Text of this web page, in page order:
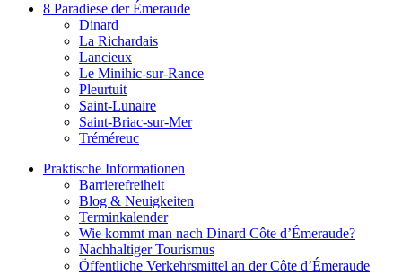
8 Paradiese der Émeraude
Dinard
La Richardais
Lancieux
Le Minihic-sur-Rance
Pleurtuit
Saint-Lunaire
Saint-Briac-sur-Mer
Tréméreuc
Praktische Informationen
Barrierefreiheit
Blog & Neuigkeiten
Terminkalender
Wie kommt man nach Dinard Côte d’Émeraude?
Nachhaltiger Tourismus
Öffentliche Verkehrsmittel an der Côte d’Émeraude